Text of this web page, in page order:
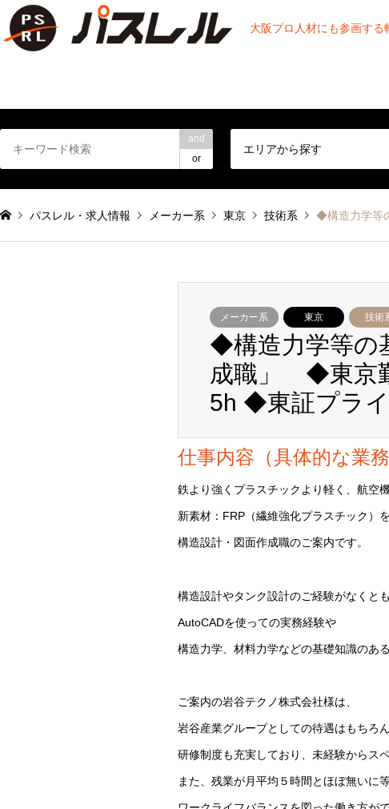
大阪プロ人材にも参画する
and
or
エリアから探す
パスレル・求人情報 メーカー系 東京 技術系 ◆構造力学等
メーカー系 東京 技術
◆構造力学等の
成職」 ◆東京
5h ◆東証プラ
仕事内容（具体的な業務
鉄より強くプラスチックより軽く、航空
新素材：FRP（繊維強化プラスチック）
構造設計・図面作成職のご案内です。
構造設計やタンク設計のご経験がなくとも
AutoCADを使っての実務経験や
構造力学、材料力学などの基礎知識のあ
ご案内の岩谷テクノ株式会社様は、
岩谷産業グループとしての待遇はもちろん
研修制度も充実しており、未経験からス
また、残業が月平均５時間とほぼ無いに